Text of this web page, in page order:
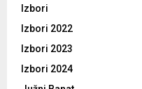
Izbori
Izbori 2022
Izbori 2023
Izbori 2024